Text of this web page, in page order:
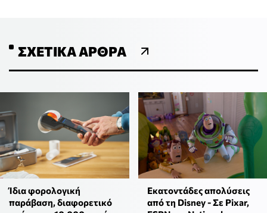
ΣΧΕΤΙΚΆ ΆΡΘΡΑ
Ίδια φορολογική
παράβαση, διαφορετικό
Εκατοντάδες απολύσεις
από τη Disney - Σε Pixar,